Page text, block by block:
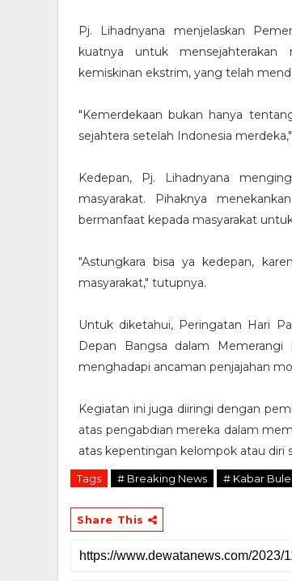
Pj. Lihadnyana menjelaskan
kuatnya untuk mensejahterakan
kemiskinan ekstrim, yang telah
"Kemerdekaan bukan hanya
sejahtera setelah Indonesia
Kedepan, Pj. Lihadnyana
masyarakat. Pihaknya
bermanfaat kepada masyarakat
"Astungkara bisa ya kedepan,
masyarakat," tutupnya.
Untuk diketahui, Peringatan Hari
Depan Bangsa dalam
menghadapi ancaman penjajahan
Kegiatan ini juga diiringi dengan
atas pengabdian mereka dalam
atas kepentingan kelompok atau diri
Tags # Breaking News # Kabar
Share This